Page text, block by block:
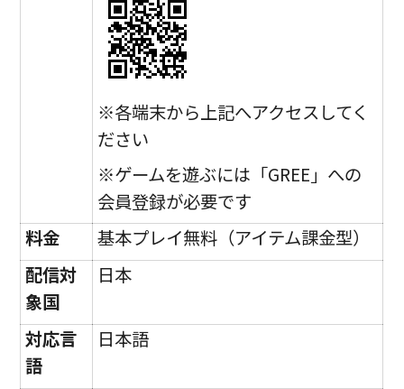
※各端末から上記へアクセスしてく
ださい
※ゲームを遊ぶには「GREE」への
会員登録が必要です
料金
基本プレイ無料（アイテム課金型）
配信対
象国
日本
対応言
語
日本語